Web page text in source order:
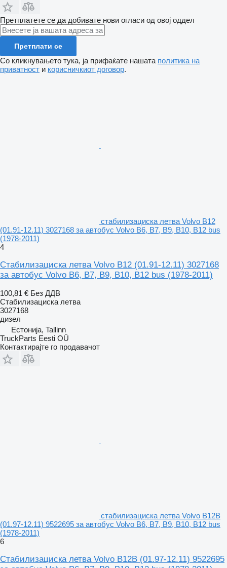
Претплатете се да добивате нови огласи од овој оддел
Претплати се
Со кликнувањето тука, ја прифаќате нашата политика на
приватност и корисничкиот договор.
стабилизациска летва Volvo B12
(01.91-12.11) 3027168 за автобус Volvo B6, B7, B9, B10, B12 bus
(1978-2011)
4
Стабилизациска летва Volvo B12 (01.91-12.11) 3027168
за автобус Volvo B6, B7, B9, B10, B12 bus (1978-2011)
100,81 € Без ДДВ
Стабилизациска летва
3027168
дизел
Естонија, Tallinn
TruckParts Eesti OÜ
Контактирајте го продавачот
стабилизациска летва Volvo B12B
(01.97-12.11) 9522695 за автобус Volvo B6, B7, B9, B10, B12 bus
(1978-2011)
6
Стабилизациска летва Volvo B12B (01.97-12.11) 9522695